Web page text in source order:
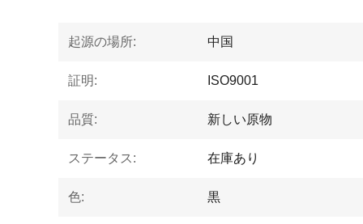
起源の場所: 中国
証明: ISO9001
品質: 新しい原物
ステータス: 在庫あり
色: 黒